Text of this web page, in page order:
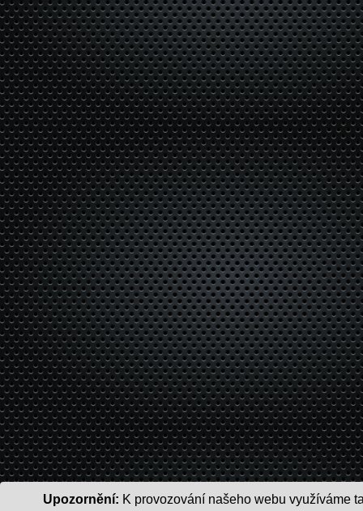
Upozornění: K provozování našeho webu využíváme